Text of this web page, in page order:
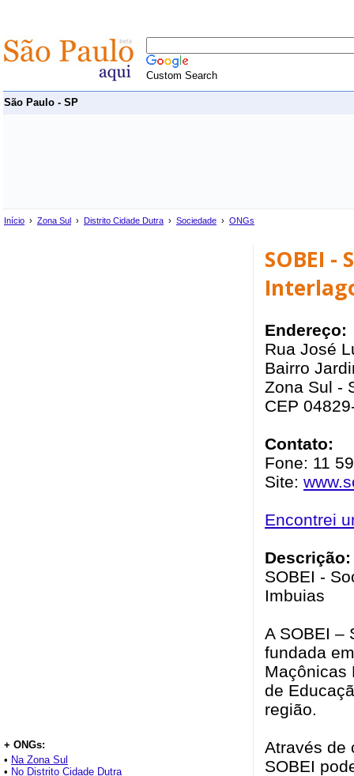
Custom Search
São Paulo - SP
Início › Zona Sul › Distrito Cidade Dutra › Sociedade › ONGs
+ ONGs:
• Na Zona Sul
• No Distrito Cidade Dutra
SOBEI -
Endereço:
Rua José
Bairro
Zona Sul -
CEP
Contato:
Fone: 11
Site:
Encontrei
Descrição:
SOBEI -
Imbuias
A SOBEI –
fundada
Maçônicas
de
região.
Através de
SOBEI